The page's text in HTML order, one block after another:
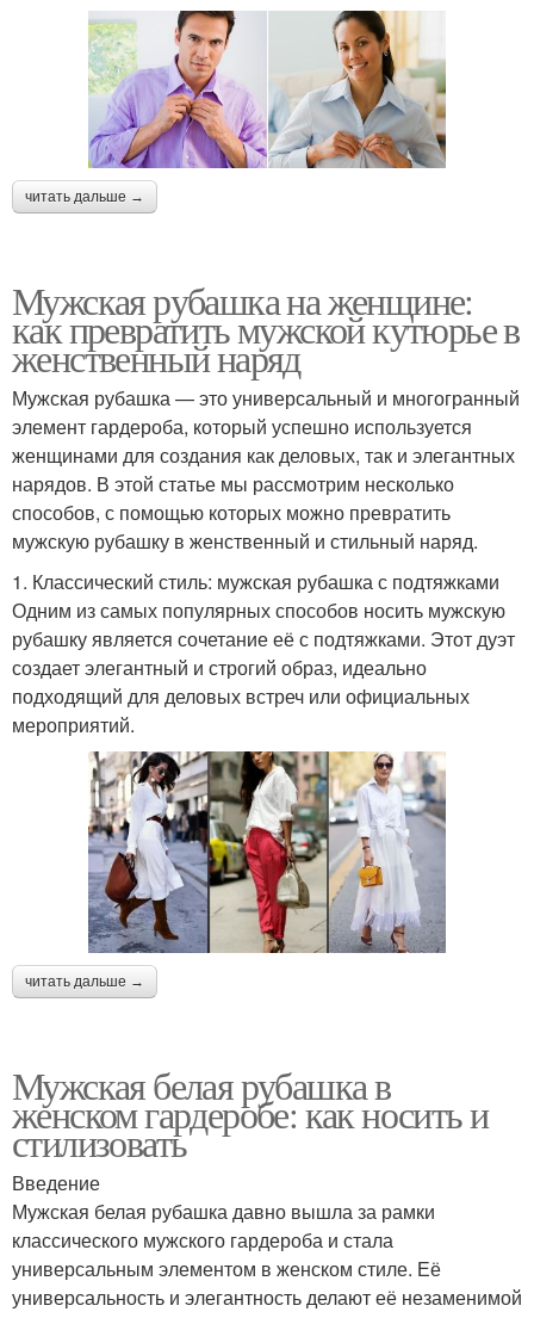
читать дальше →
Мужская рубашка на женщине:
как превратить мужской кутюрье в
женственный наряд
Мужская рубашка — это универсальный и многогранный
элемент гардероба, который успешно используется
женщинами для создания как деловых, так и элегантных
нарядов. В этой статье мы рассмотрим несколько
способов, с помощью которых можно превратить
мужскую рубашку в женственный и стильный наряд.
1. Классический стиль: мужская рубашка с подтяжками
Одним из самых популярных способов носить мужскую
рубашку является сочетание её с подтяжками. Этот дуэт
создает элегантный и строгий образ, идеально
подходящий для деловых встреч или официальных
мероприятий.
читать дальше →
Мужская белая рубашка в
женском гардеробе: как носить и
стилизовать
Введение
Мужская белая рубашка давно вышла за рамки
классического мужского гардероба и стала
универсальным элементом в женском стиле. Её
универсальность и элегантность делают её незаменимой